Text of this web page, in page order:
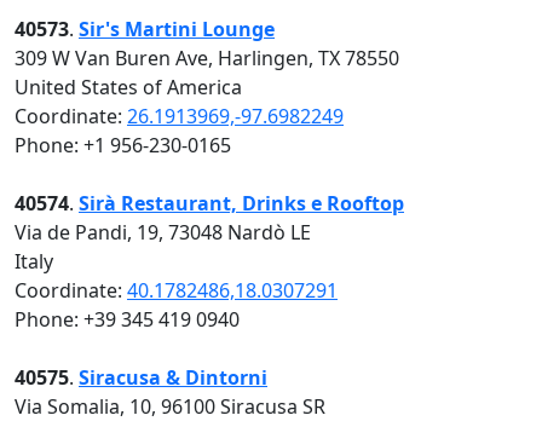
40573. Sir's Martini Lounge
309 W Van Buren Ave, Harlingen, TX 78550
United States of America
Coordinate: 26.1913969,-97.6982249
Phone: +1 956-230-0165
40574. Sirà Restaurant, Drinks e Rooftop
Via de Pandi, 19, 73048 Nardò LE
Italy
Coordinate: 40.1782486,18.0307291
Phone: +39 345 419 0940
40575. Siracusa & Dintorni
Via Somalia, 10, 96100 Siracusa SR